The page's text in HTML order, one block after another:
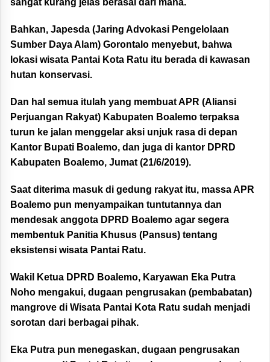
sangat kurang jelas berasal dari mana.
Bahkan, Japesda (Jaring Advokasi Pengelolaan
Sumber Daya Alam) Gorontalo menyebut, bahwa
lokasi wisata Pantai Kota Ratu itu berada di kawasan
hutan konservasi.
Dan hal semua itulah yang membuatAPR (Aliansi
Perjuangan Rakyat) Kabupaten Boalemo terpaksa
turun ke jalan menggelar aksi unjuk rasa di depan
Kantor Bupati Boalemo, dan juga di kantor DPRD
Kabupaten Boalemo, Jumat (21/6/2019).
Saat diterima masuk di gedung rakyat itu, massa APR
Boalemo pun menyampaikan tuntutannya dan
mendesak anggota DPRD Boalemo agar segera
membentuk Panitia Khusus (Pansus) tentang
eksistensi wisata Pantai Ratu.
Wakil Ketua DPRD Boalemo, Karyawan Eka Putra
Noho mengakui, dugaan pengrusakan (pembabatan)
mangrove di Wisata Pantai Kota Ratu sudah menjadi
sorotan dari berbagai pihak.
Eka Putra pun menegaskan, dugaan pengrusakan